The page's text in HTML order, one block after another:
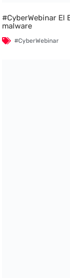
#CyberWebinar El
malware
#CyberWebinar